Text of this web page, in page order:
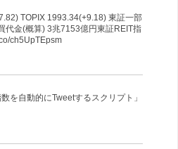
TOPIX 1993.34(+9.18) 東証一部
代金(概算) 3兆7153億円東証REIT指
ch5UpTEpsm
を自動的にTweetするスクリプト」